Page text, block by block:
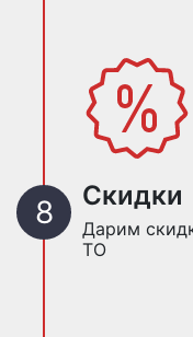
Скидки
Дарим
ТО